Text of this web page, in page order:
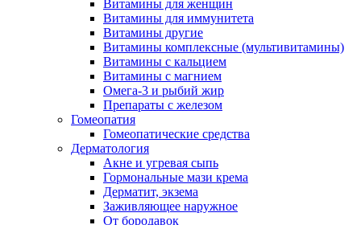
Витамины для женщин
Витамины для иммунитета
Витамины другие
Витамины комплексные (мультивитамины)
Витамины с кальцием
Витамины с магнием
Омега-3 и рыбий жир
Препараты с железом
Гомеопатия
Гомеопатические средства
Дерматология
Акне и угревая сыпь
Гормональные мази крема
Дерматит, экзема
Заживляющее наружное
От бородавок